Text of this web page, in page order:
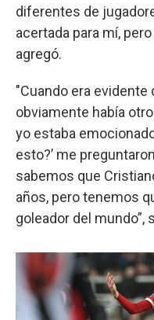
diferentes de
acertada para mí,
agregó.
"Cuando era
obviamente había
yo estaba
esto?’ me
sabemos que
años, pero tenemos
goleador del mundo”,